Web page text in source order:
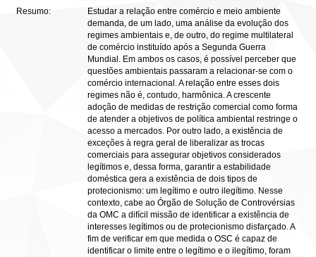
Resumo:
Estudar a relação entre comércio e meio ambiente
demanda, de um lado, uma análise da evolução dos
regimes ambientais e, de outro, do regime multilateral
de comércio instituído após a Segunda Guerra
Mundial. Em ambos os casos, é possível perceber que
questões ambientais passaram a relacionar-se com o
comércio internacional. A relação entre esses dois
regimes não é, contudo, harmônica. A crescente
adoção de medidas de restrição comercial como forma
de atender a objetivos de política ambiental restringe o
acesso a mercados. Por outro lado, a existência de
exceções à regra geral de liberalizar as trocas
comerciais para assegurar objetivos considerados
legítimos e, dessa forma, garantir a estabilidade
doméstica gera a existência de dois tipos de
protecionismo: um legítimo e outro ilegítimo. Nesse
contexto, cabe ao Órgão de Solução de Controvérsias
da OMC a difícil missão de identificar a existência de
interesses legítimos ou de protecionismo disfarçado. A
fim de verificar em que medida o OSC é capaz de
identificar o limite entre o legítimo e o ilegítimo, foram